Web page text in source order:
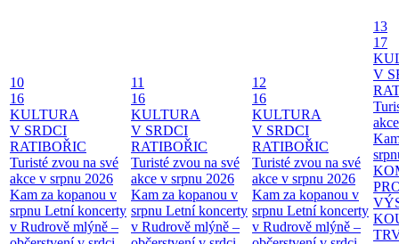
10
16
KULTURA
V SRDCI
RATIBOŘIC
Turisté zvou na své
akce v srpnu 2026
Kam za kopanou v
srpnu Letní koncerty
v Rudrově mlýně –
11
16
KULTURA
V SRDCI
RATIBOŘIC
Turisté zvou na své
akce v srpnu 2026
Kam za kopanou v
srpnu Letní koncerty
v Rudrově mlýně –
12
16
KULTURA
V SRDCI
RATIBOŘIC
Turisté zvou na své
akce v srpnu 2026
Kam za kopanou v
srpnu Letní koncerty
v Rudrově mlýně –
13
17
V